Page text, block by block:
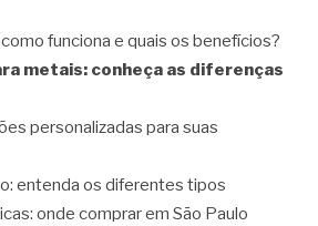
funciona e quais os benefícios?
metais: conheça as diferenças
personalizadas para suas
entenda os diferentes tipos
onde comprar em São Paulo